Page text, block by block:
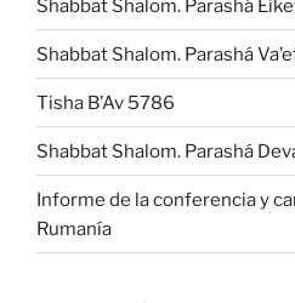
Shabbat Shalom. Parashá
Shabbat Shalom. Parashá
Tisha B’Av 5786
Shabbat Shalom. Parashá
Informe de la conferencia y
Rumanía